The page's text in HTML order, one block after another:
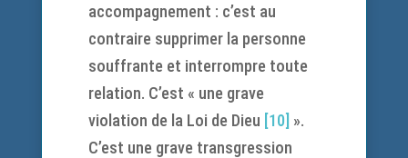
accompagnement : c’est au
contraire supprimer la personne
souffrante et interrompre toute
relation. C’est « une grave
violation de la Loi de Dieu [10] ».
C’est une grave transgression